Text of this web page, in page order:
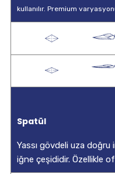
kullanılır. Premium
Spatül
Yassı gövdeli uza
iğne çeşididir. Özellikle